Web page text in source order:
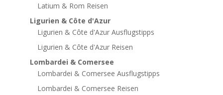
Latium & Rom Reisen
Ligurien & Côte d'Azur
Ligurien & Côte d'Azur Ausflugstipps
Ligurien & Côte d'Azur Reisen
Lombardei & Comersee
Lombardei & Comersee Ausflugstipps
Lombardei & Comersee Reisen